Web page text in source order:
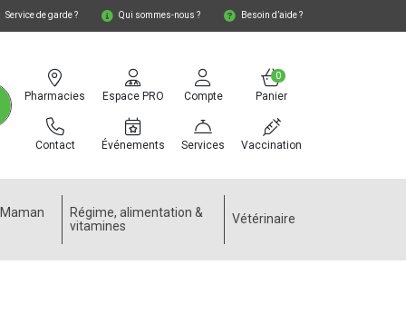
Service de garde ? Qui sommes-nous ? Besoin d’aide ?
Pharmacies
Contact
Espace PRO
Événements
Compte
Services
Panier
0
Vaccination
Régime, alimentation &
vitamines
Vétérinaire